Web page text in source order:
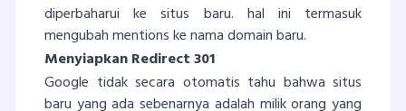
diperbaharui ke situs baru. hal ini termasuk
mengubah mentions ke nama domain baru.
Menyiapkan Redirect 301
Google tidak secara otomatis tahu bahwa situs
baru yang ada sebenarnya adalah milik orang yang